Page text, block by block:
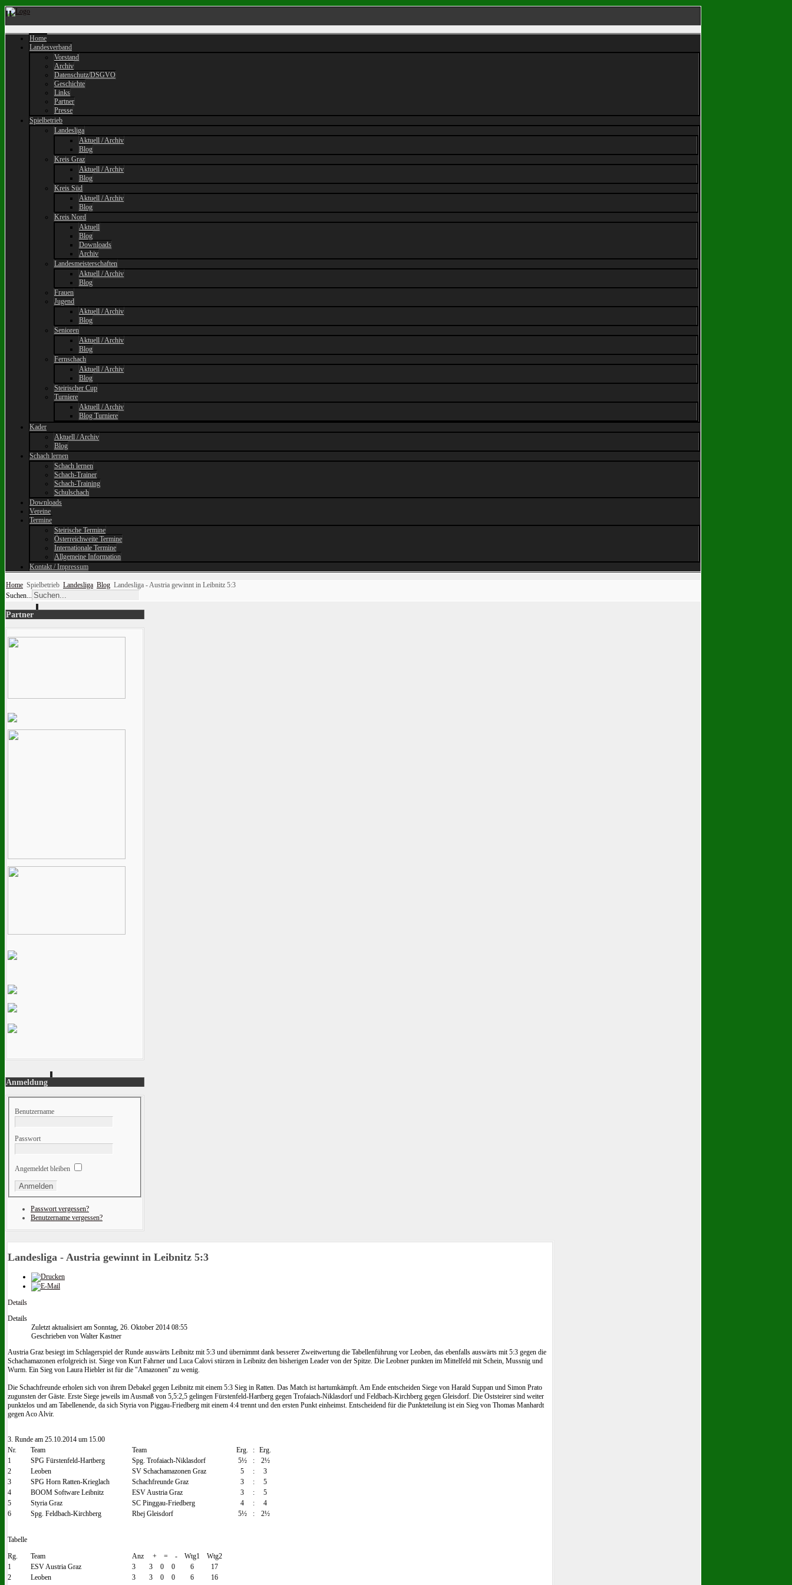
Home
Landesverband
Vorstand
Archiv
Datenschutz/DSGVO
Geschichte
Links
Partner
Presse
Spielbetrieb
Landesliga
Aktuell / Archiv
Blog
Kreis Graz
Aktuell / Archiv
Blog
Kreis Süd
Aktuell / Archiv
Blog
Kreis Nord
Aktuell
Blog
Downloads
Archiv
Landesmeisterschaften
Aktuell / Archiv
Blog
Frauen
Jugend
Aktuell / Archiv
Blog
Senioren
Aktuell / Archiv
Blog
Fernschach
Aktuell / Archiv
Blog
Steirischer Cup
Turniere
Aktuell / Archiv
Blog Turniere
Kader
Aktuell / Archiv
Blog
Schach lernen
Schach lernen
Schach-Trainer
Schach-Training
Schulschach
Downloads
Vereine
Termine
Steirische Termine
Österreichweite Termine
Internationale Termine
Allgemeine Information
Kontakt / Impressum
Home Spielbetrieb Landesliga Blog Landesliga - Austria gewinnt in Leibnitz 5:3
Suchen...
Partner
Anmeldung
Benutzername
Passwort
Angemeldet bleiben
Passwort vergessen?
Benutzername vergessen?
Landesliga - Austria gewinnt in Leibnitz 5:3
Details
Details
Zuletzt aktualisiert am Sonntag, 26. Oktober 2014 08:55
Geschrieben von Walter Kastner
Austria Graz besiegt im Schlagerspiel der Runde auswärts Leibnitz mit 5:3 und übernimmt dank besserer Zweitwertung die Tabellenführung vor Leoben, das ebenfalls auswärts mit 5:3 gegen die
Schachamazonen erfolgreich ist. Siege von Kurt Fahrner und Luca Calovi stürzen in Leibnitz den bisherigen Leader von der Spitze. Die Leobner punkten im Mittelfeld mit Schein, Mussnig und
Wurm. Ein Sieg von Laura Hiebler ist für die "Amazonen" zu wenig.
Die Schachfreunde erholen sich von ihrem Debakel gegen Leibnitz mit einem 5:3 Sieg in Ratten. Das Match ist hartumkämpft. Am Ende entscheiden Siege von Harald Suppan und Simon Prato
zugunsten der Gäste. Erste Siege jeweils im Ausmaß von 5,5:2,5 gelingen Fürstenfeld-Hartberg gegen Trofaiach-Niklasdorf und Feldbach-Kirchberg gegen Gleisdorf. Die Oststeirer sind weiter
punktelos und am Tabellenende, da sich Styria von Piggau-Friedberg mit einem 4:4 trennt und den ersten Punkt einheimst. Entscheidend für die Punkteteilung ist ein Sieg von Thomas Manhardt
gegen Aco Alvir.
3. Runde am 25.10.2014 um 15.00
Nr.
Team Team Erg. : Erg.
1
SPG Fürstenfeld-Hartberg Spg. Trofaiach-Niklasdorf 5½ :
2½
2
Leoben SV Schachamazonen Graz 5 :
3
3
SPG Horn Ratten-Krieglach Schachfreunde Graz 3 :
5
4
BOOM Software Leibnitz ESV Austria Graz 3 :
5
5
Styria Graz SC Pinggau-Friedberg 4 :
4
6
Spg. Feldbach-Kirchberg Rbej Gleisdorf 5½ : 2½
Tabelle
Rg.
Team Anz + = - Wtg1
Wtg2
1
ESV Austria Graz 3 3 0 0 6
17
2
Leoben 3 3 0 0 6
16